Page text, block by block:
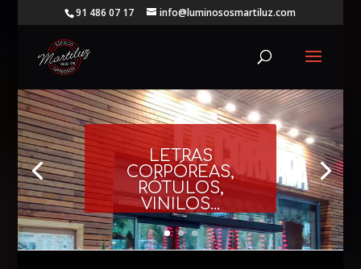
91 486 07 17 info@luminososmartiluz.com
LETRAS
CORPÓREAS,
RÓTULOS,
VINILOS...